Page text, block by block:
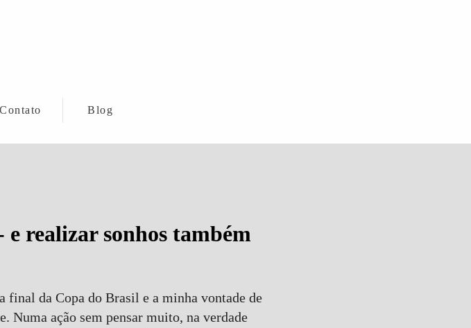
Contato Blog
realizar sonhos também
final da Copa do Brasil e a minha vontade de
Numa ação sem pensar muito, na verdade